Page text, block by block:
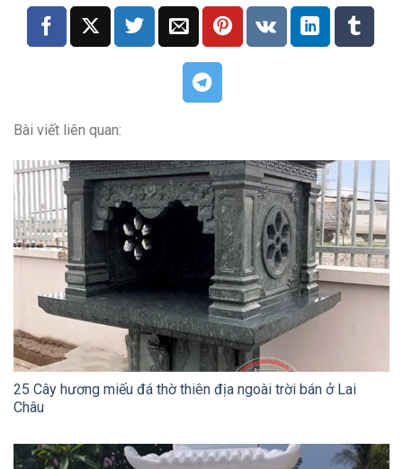
Bài viết liên quan:
25 Cây hương miếu đá thờ thiên địa ngoài trời bán ở Lai
Châu